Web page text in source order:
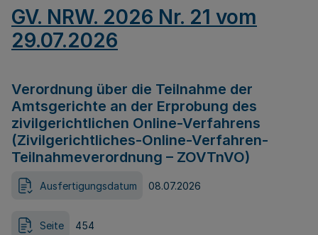
GV. NRW. 2026 Nr. 21 vom
29.07.2026
Verordnung über die Teilnahme der
Amtsgerichte an der Erprobung des
zivilgerichtlichen Online-Verfahrens
(Zivilgerichtliches-Online-Verfahren-
Teilnahmeverordnung – ZOVTnVO)
Ausfertigungsdatum 08.07.2026
Seite 454